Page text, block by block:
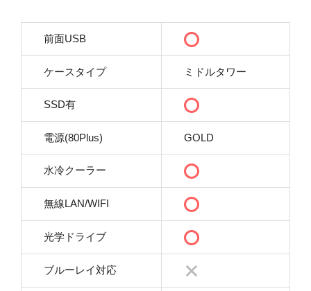
前面USB
ケースタイプ ミドルタワー
SSD有
電源(80Plus) GOLD
水冷クーラー
無線LAN/WIFI
光学ドライブ
ブルーレイ対応